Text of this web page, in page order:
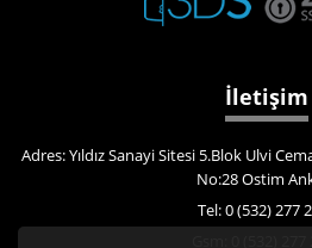
İletişim
Adres: Yıldız Sanayi Sitesi 5.Blok Ulvi
No:28 Ostim
Tel: 0 (532) 277